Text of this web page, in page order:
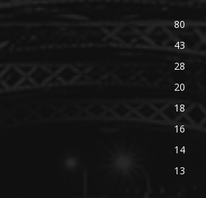
80
43
28
20
18
16
14
13